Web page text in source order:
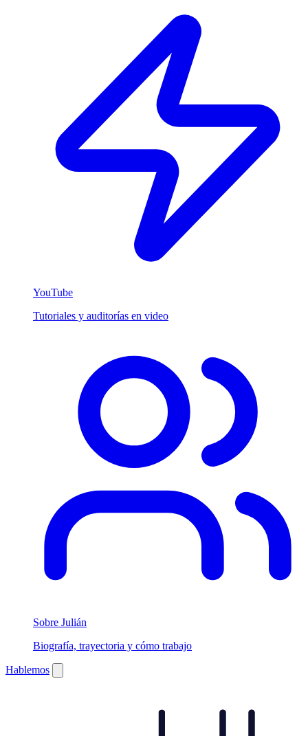
YouTube
Tutoriales y auditorías en video
Sobre Julián
Biografía, trayectoria y cómo trabajo
Hablemos